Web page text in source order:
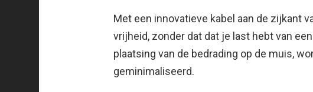
Met een innovatieve kabel aan de zijkant
vrijheid, zonder dat dat je last hebt van
plaatsing van de bedrading op de muis,
geminimaliseerd.